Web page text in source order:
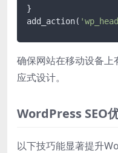
}
add_action(
确保网站在移动设备上
应式设计。
WordPress SEO
以下技巧能显著提升